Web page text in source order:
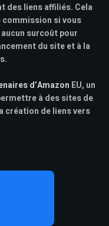
des liens affiliés. Cela
commission si vous
surcoût pour
du site et à la
d’Amazon EU, un
à des sites de
création de liens vers